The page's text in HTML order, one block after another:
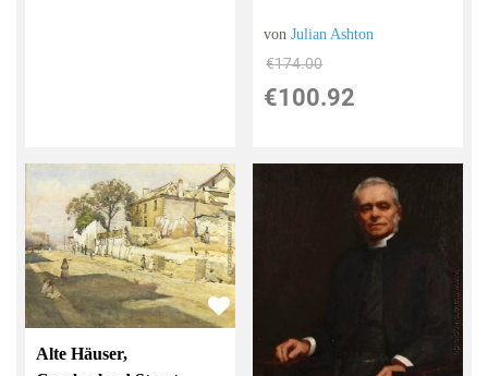
vonJulian Ashton
€174.00
€100.92
Alte Häuser,